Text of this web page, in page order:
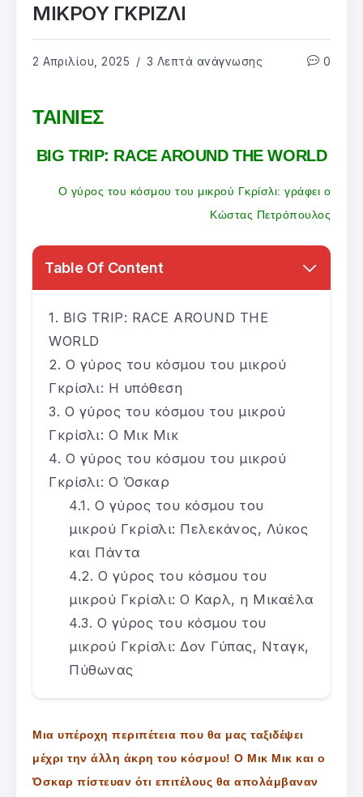
ΜΙΚΡΟΥ ΓΚΡΙΖΛΙ
2 Απριλίου, 2025 3 Λεπτά ανάγνωσης 0
ΤΑΙΝΙΕΣ
BIG TRIP: RACE AROUND THE WORLD
Ο γύρος του κόσμου του μικρού Γκρίσλι: γράφει ο
Κώστας Πετρόπουλος
Table Of Content
BIG TRIP: RACE AROUND THE
WORLD
Ο γύρος του κόσμου του μικρού
Γκρίσλι: Η υπόθεση
Ο γύρος του κόσμου του μικρού
Γκρίσλι: Ο Μικ Μικ
Ο γύρος του κόσμου του μικρού
Γκρίσλι: Ο Όσκαρ
Ο γύρος του κόσμου του
μικρού Γκρίσλι: Πελεκάνος, Λύκος
και Πάντα
Ο γύρος του κόσμου του
μικρού Γκρίσλι: Ο Καρλ, η Μικαέλα
Ο γύρος του κόσμου του
μικρού Γκρίσλι: Δον Γύπας, Νταγκ,
Πύθωνας
Μια υπέροχη περιπέτεια που θα μας ταξιδέψει
μέχρι την άλλη άκρη του κόσμου! Ο Μικ Μικ και ο
Όσκαρ πίστευαν ότι επιτέλους θα απολάμβαναν